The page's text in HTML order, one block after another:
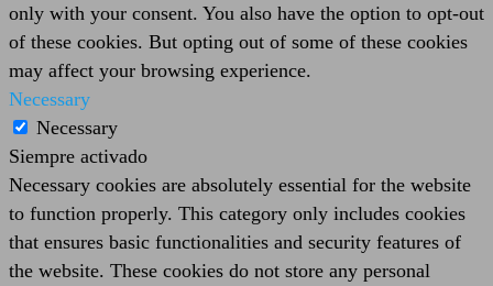
only with your consent. You also have the option to opt-out
of these cookies. But opting out of some of these cookies
may affect your browsing experience.
Necessary
Necessary
Siempre activado
Necessary cookies are absolutely essential for the website
to function properly. This category only includes cookies
that ensures basic functionalities and security features of
the website. These cookies do not store any personal